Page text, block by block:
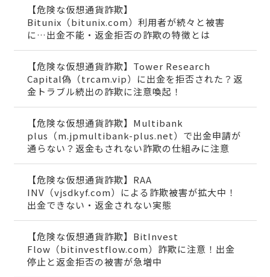
【危険な仮想通貨詐欺】
Bitunix（bitunix.com）利用者が続々と被害
に…出金不能・返金拒否の詐欺の特徴とは
【危険な仮想通貨詐欺】Tower Research
Capital偽（trcam.vip）に出金を拒否された？返
金トラブル続出の詐欺に注意喚起！
【危険な仮想通貨詐欺】Multibank
plus（m.jpmultibank-plus.net）で出金申請が
通らない？返金もされない詐欺の仕組みに注意
【危険な仮想通貨詐欺】RAA
INV（vjsdkyf.com）による詐欺被害が拡大中！
出金できない・返金されない実態
【危険な仮想通貨詐欺】BitInvest
Flow（bitinvestflow.com）詐欺に注意！出金
停止と返金拒否の被害が急増中